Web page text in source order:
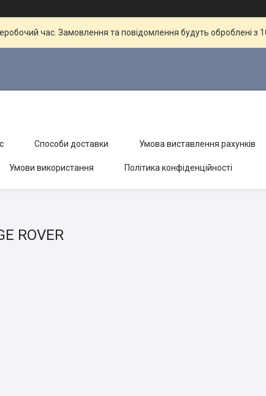
час. Замовлення та повідомлення будуть оброблені з
Способи доставки Умова виставлення рахунків
Умови використання Політика конфіденційності
ROVER